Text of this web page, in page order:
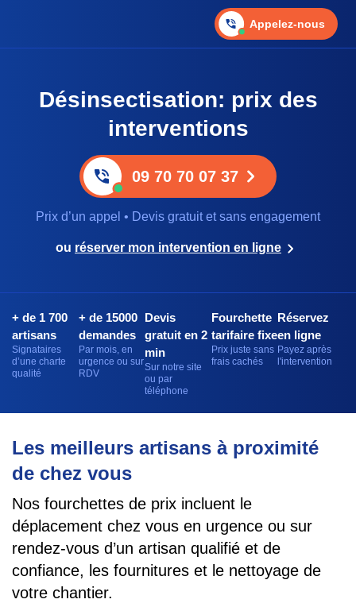
Appelez-nous
Désinsectisation: prix des
interventions
09 70 70 07 37
Prix d’un appel • Devis gratuit et sans engagement
ou réserver mon intervention en ligne
+ de 1 700
artisans
Signataires
d’une charte
qualité
+ de 15000
demandes
Par mois, en
urgence ou sur
RDV
Devis
gratuit en 2
min
Sur notre site
ou par
téléphone
Fourchette
tarifaire fixe
Prix juste sans
frais cachés
Réservez
en ligne
Payez après
l'intervention
Les meilleurs artisans à proximité
de chez vous
Nos fourchettes de prix incluent le
déplacement chez vous en urgence ou sur
rendez-vous d’un artisan qualifié et de
confiance, les fournitures et le nettoyage de
votre chantier.